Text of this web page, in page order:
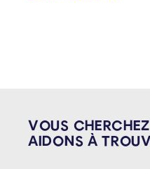
VOUS
AIDONS À